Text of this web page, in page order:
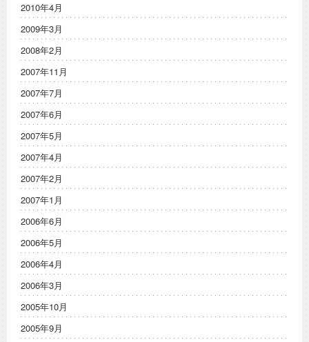
2010年4月
2009年3月
2008年2月
2007年11月
2007年7月
2007年6月
2007年5月
2007年4月
2007年2月
2007年1月
2006年6月
2006年5月
2006年4月
2006年3月
2005年10月
2005年9月